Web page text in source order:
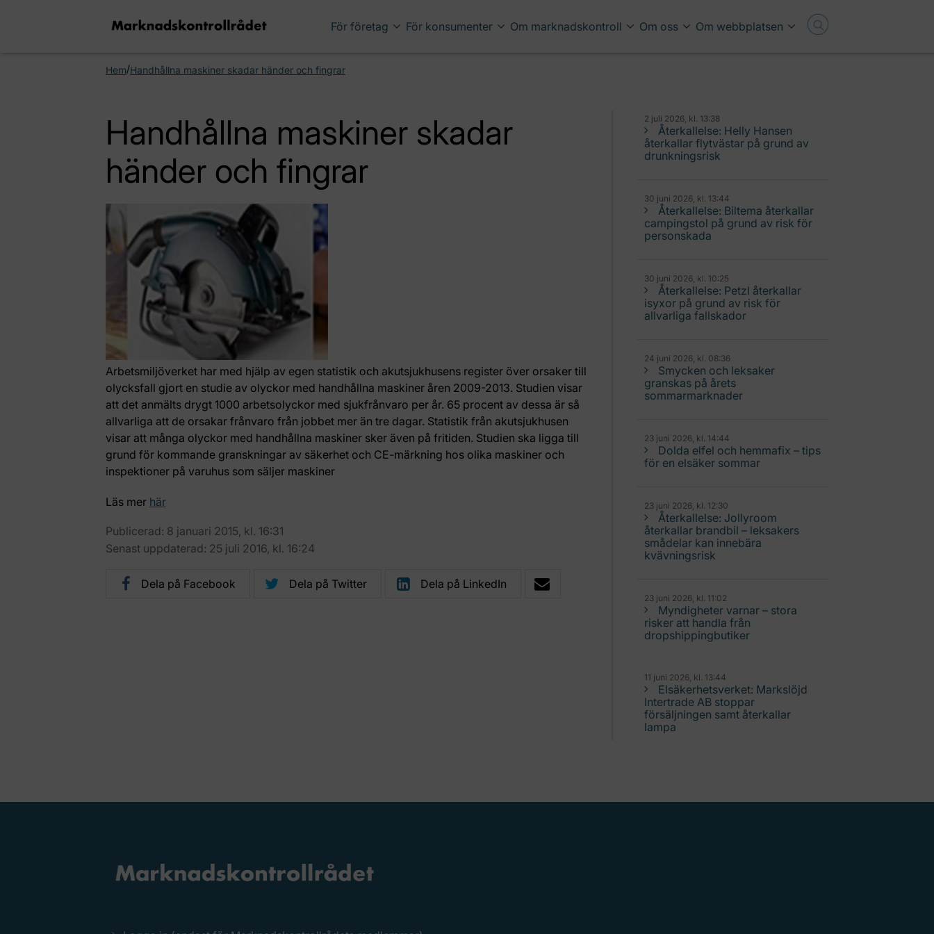
För företag För konsumenter Om marknadskontroll Om oss Om webbplatsen
Hem/Handhållna maskiner skadar händer och fingrar
Handhållna maskiner skadar
händer och fingrar
Arbetsmiljöverket har med hjälp av egen statistik och akutsjukhusens register över orsaker till
olycksfall gjort en studie av olyckor med handhållna maskiner åren 2009-2013. Studien visar
att det anmälts drygt 1000 arbetsolyckor med sjukfrånvaro per år. 65 procent av dessa är så
allvarliga att de orsakar frånvaro från jobbet mer än tre dagar. Statistik från akutsjukhusen
visar att många olyckor med handhållna maskiner sker även på fritiden. Studien ska ligga till
grund för kommande granskningar av säkerhet och CE-märkning hos olika maskiner och
inspektioner på varuhus som säljer maskiner
Läs mer här
Publicerad: 8 januari 2015, kl. 16:31
Senast uppdaterad: 25 juli 2016, kl. 16:24
Dela på Facebook Dela på Twitter Dela på LinkedIn
2 juli 2026, kl. 13:38
Återkallelse: Helly Hansen
återkallar flytvästar på grund av
drunkningsrisk
30 juni 2026, kl. 13:44
Återkallelse: Biltema återkallar
campingstol på grund av risk för
personskada
30 juni 2026, kl. 10:25
Återkallelse: Petzl återkallar
isyxor på grund av risk för
allvarliga fallskador
24 juni 2026, kl. 08:36
Smycken och leksaker
granskas på årets
sommarmarknader
23 juni 2026, kl. 14:44
Dolda elfel och hemmafix – tips
för en elsäker sommar
23 juni 2026, kl. 12:30
Återkallelse: Jollyroom
återkallar brandbil – leksakers
smådelar kan innebära
kvävningsrisk
23 juni 2026, kl. 11:02
Myndigheter varnar – stora
risker att handla från
dropshippingbutiker
11 juni 2026, kl. 13:44
Elsäkerhetsverket: Markslöjd
Intertrade AB stoppar
försäljningen samt återkallar
lampa